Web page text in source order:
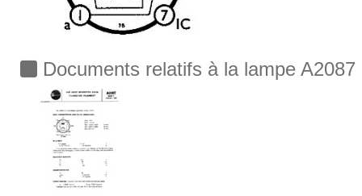
Documents relatifs à la lampe A2087